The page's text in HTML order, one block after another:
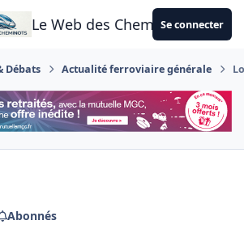
Le Web des CheminotsSe connecter
Débats Actualité ferroviaire générale
Abonnés